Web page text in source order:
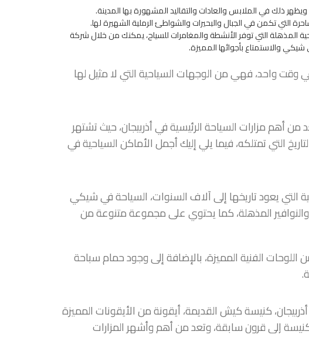
ذلك في الملابس والعادات والتقاليد المشهورة بها المدينة.
التي تكمن في الجبال والبحيرات والشواطئ الرملية الشهيرة لها.
المذهلة التي توفر الأنشطة والمغامرات للسياح، يمكنك من خلال شركة
والاستمتاع بأجوائها المميزة.
وقت واحد، فهي من الوجهات السياحية التي لا مثيل لها
أهم مزارات السياحة الرئيسية في أذربيجان، حيث تشتهر
التي تمتلكه، فيما يلي إليك أجمل الأماكن السياحية في
التي يعود تاريخها إلى آلاف السنوات، السياحة في شيكي
والنوافير المذهلة، كما يحتوي على مجموعة متنوعة من
الفنية المميزة، بالإضافة إلى وجود حمام سباحة
كنيسة كيش القديمة، أيقونة من الأيقونات المميزة
إلى قرون سابقة، وتعد من أهم وأشهر المزارات